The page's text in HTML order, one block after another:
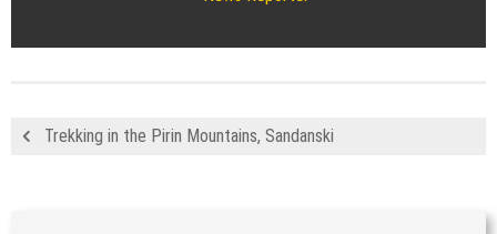
Trekking in the Pirin Mountains, Sandanski